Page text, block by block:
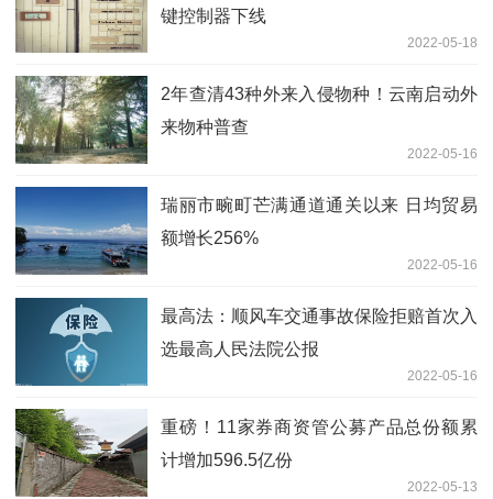
键控制器下线
2022-05-18
2年查清43种外来入侵物种！云南启动外
来物种普查
2022-05-16
瑞丽市畹町芒满通道通关以来 日均贸易
额增长256%
2022-05-16
最高法：顺风车交通事故保险拒赔首次入
选最高人民法院公报
2022-05-16
重磅！11家券商资管公募产品总份额累
计增加596.5亿份
2022-05-13